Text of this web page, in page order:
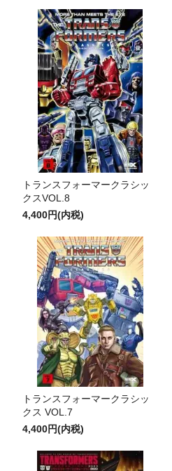
トランスフォーマークラシッ
クスVOL.8
4,400円(内税)
トランスフォーマークラシッ
クス VOL.7
4,400円(内税)